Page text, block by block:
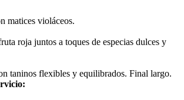
matices violáceos.
roja juntos a toques de especias dulces y
taninos flexibles y equilibrados. Final largo.